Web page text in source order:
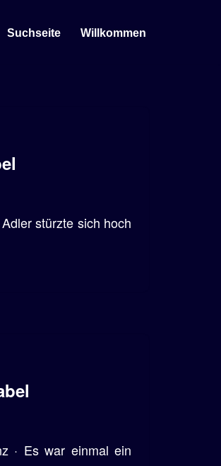
Suchseite Willkommen
stürzte sich hoch
· Es war einmal ein